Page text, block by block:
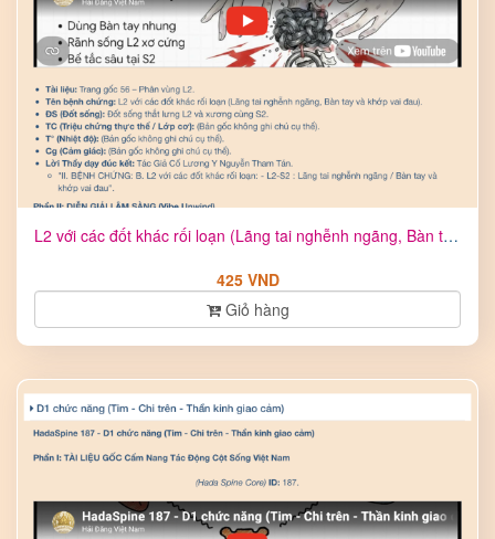
L2 với các đốt khác rối loạn (Lãng tai nghễnh ngãng, Bàn tay ...
425 VND
Giỏ hàng